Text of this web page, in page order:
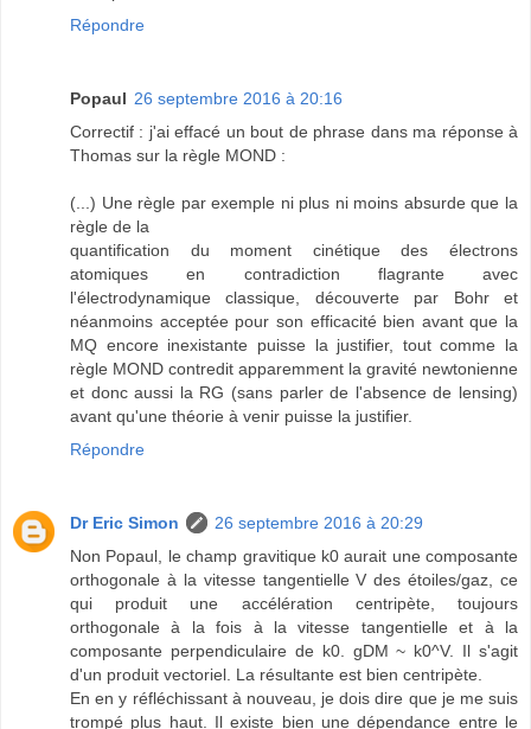
Répondre
Popaul 26 septembre 2016 à 20:16
Correctif : j'ai effacé un bout de phrase dans ma réponse à
Thomas sur la règle MOND :
(...) Une règle par exemple ni plus ni moins absurde que la
règle de la
quantification du moment cinétique des électrons
atomiques en contradiction flagrante avec
l'électrodynamique classique, découverte par Bohr et
néanmoins acceptée pour son efficacité bien avant que la
MQ encore inexistante puisse la justifier, tout comme la
règle MOND contredit apparemment la gravité newtonienne
et donc aussi la RG (sans parler de l'absence de lensing)
avant qu'une théorie à venir puisse la justifier.
Répondre
Dr Eric Simon
26 septembre 2016 à 20:29
Non Popaul, le champ gravitique k0 aurait une composante
orthogonale à la vitesse tangentielle V des étoiles/gaz, ce
qui produit une accélération centripète, toujours
orthogonale à la fois à la vitesse tangentielle et à la
composante perpendiculaire de k0. gDM ~ k0^V. Il s'agit
d'un produit vectoriel. La résultante est bien centripète.
En en y réfléchissant à nouveau, je dois dire que je me suis
trompé plus haut. Il existe bien une dépendance entre le